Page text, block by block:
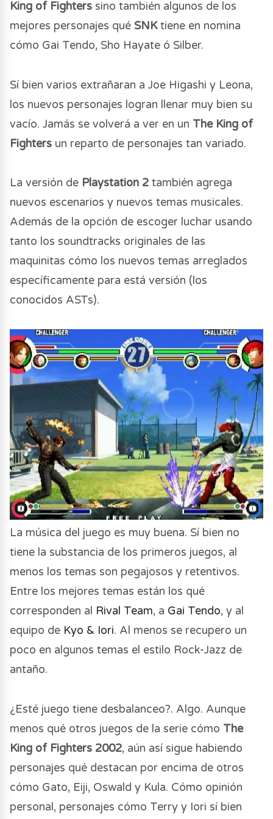
King of Fighters sino también algunos de los
mejores personajes qué SNKtiene en nomina
cómo Gai Tendo, Sho Hayate ó Silber.
Sí bien varios extrañaran a Joe Higashi y Leona,
los nuevos personajes logran llenar muy bien su
vacío. Jamás se volverá a ver en un The King of
Fighters un reparto de personajes tan variado.
La versión de Playstation 2 también agrega
nuevos escenarios y nuevos temas musicales.
Además de la opción de escoger luchar usando
tanto los soundtracks originales de las
maquinitas cómo los nuevos temas arreglados
específicamente para está versión (los
conocidos ASTs).
La música del juego es muy buena. Sí bien no
tiene la substancia de los primeros juegos, al
menos los temas son pegajosos y retentivos.
Entre los mejores temas están los qué
corresponden al Rival Team, a Gai Tendo, y al
equipo de Kyo & Iori. Al menos se recupero un
poco en algunos temas el estilo Rock-Jazz de
antaño.
¿Esté juego tiene desbalanceo?. Algo. Aunque
menos qué otros juegos de la serie cómo The
King of Fighters 2002, aún así sigue habiendo
personajes qué destacan por encima de otros
cómo Gato, Eiji, Oswald y Kula. Cómo opinión
personal, personajes cómo Terry y Iori sí bien